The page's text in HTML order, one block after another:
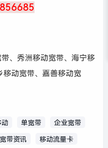
、秀洲移动宽带、海宁移
移动宽带、嘉善移动宽
单宽带 企业宽带
带资讯 移动流量卡